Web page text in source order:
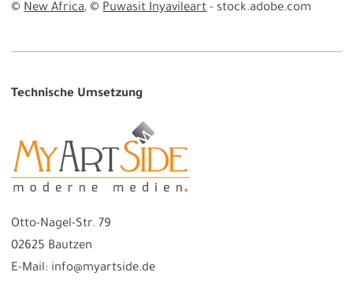
©New Africa, ©Puwasit Inyavileart- stock.adobe.com
Technische Umsetzung
Otto-Nagel-Str. 79
02625 Bautzen
E-Mail: info@myartside.de